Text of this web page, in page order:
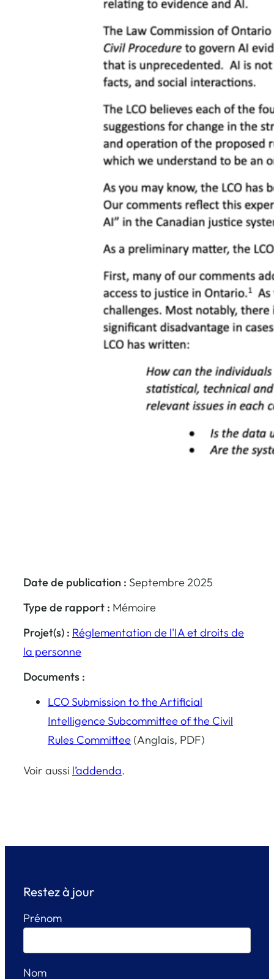
Date de publication : Septembre 2025
Type de rapport : Mémoire
Projet(s) : Réglementation de l'IA et droits de
la personne
Documents :
LCO Submission to the Artificial
Intelligence Subcommittee of the Civil
Rules Committee (Anglais, PDF)
Voir aussi l’addenda.
Restez à jour
Prénom
Nom